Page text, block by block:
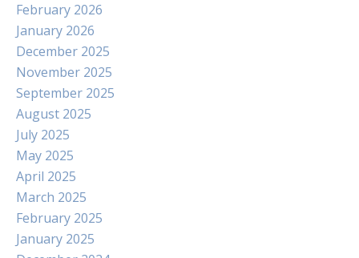
February 2026
January 2026
December 2025
November 2025
September 2025
August 2025
July 2025
May 2025
April 2025
March 2025
February 2025
January 2025